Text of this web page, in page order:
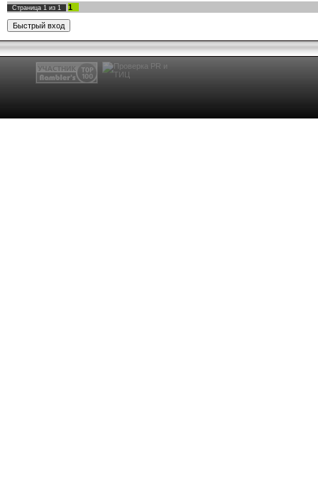
Страница 1 из 1 1